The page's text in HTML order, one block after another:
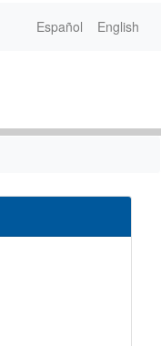
Español English